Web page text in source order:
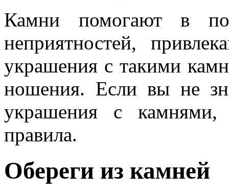
Камни помогают в
неприятностей,
украшения с такими
ношения. Если вы не
украшения с
правила.
Обереги из камней